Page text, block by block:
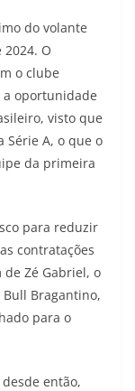
do volante
O
o clube
a oportunidade
visto que
Série A, o que o
da primeira
para reduzir
contratações
Zé Gabriel, o
Bull Bragantino,
para o
então,